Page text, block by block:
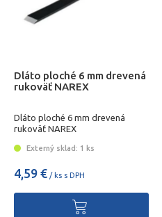
Dláto ploché 6 mm drevená
rukoväť NAREX
Dláto ploché 6 mm drevená
rukoväť NAREX
Externý sklad: 1 ks
4,59 € / ks s DPH